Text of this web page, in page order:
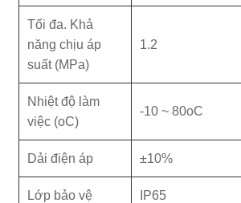
Tối đa. Khả
năng chịu áp
suất (MPa)
1.2
Nhiệt độ làm
việc (oC)
-10 ~ 80oC
Dải điện áp ±10%
Lớp bảo vệ IP65